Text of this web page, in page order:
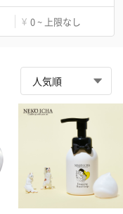
¥ 0 ~ 上限なし